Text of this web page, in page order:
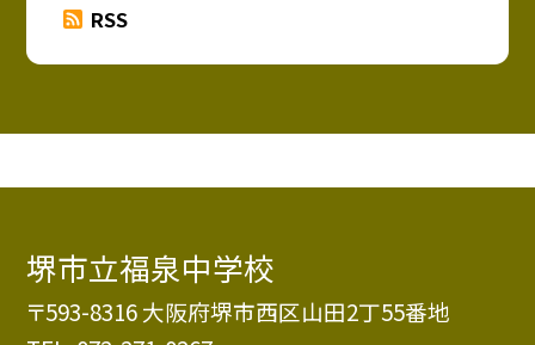
RSS
堺市立福泉中学校
〒593-8316 大阪府堺市西区山田2丁55番地